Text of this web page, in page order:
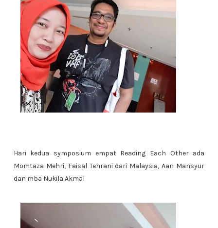
Hari kedua symposium empat Reading Each Other ada
Momtaza Mehri, Faisal Tehrani dari Malaysia, Aan Mansyur
dan mba Nukila Akmal